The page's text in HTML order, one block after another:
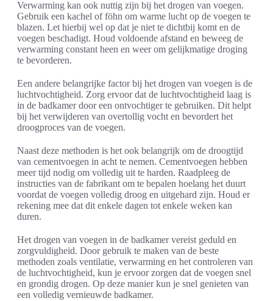
Verwarming kan ook nuttig zijn bij het drogen van voegen.
Gebruik een kachel of föhn om warme lucht op de voegen te
blazen. Let hierbij wel op dat je niet te dichtbij komt en de
voegen beschadigt. Houd voldoende afstand en beweeg de
verwarming constant heen en weer om gelijkmatige droging
te bevorderen.
Een andere belangrijke factor bij het drogen van voegen is de
luchtvochtigheid. Zorg ervoor dat de luchtvochtigheid laag is
in de badkamer door een ontvochtiger te gebruiken. Dit helpt
bij het verwijderen van overtollig vocht en bevordert het
droogproces van de voegen.
Naast deze methoden is het ook belangrijk om de droogtijd
van cementvoegen in acht te nemen. Cementvoegen hebben
meer tijd nodig om volledig uit te harden. Raadpleeg de
instructies van de fabrikant om te bepalen hoelang het duurt
voordat de voegen volledig droog en uitgehard zijn. Houd er
rekening mee dat dit enkele dagen tot enkele weken kan
duren.
Het drogen van voegen in de badkamer vereist geduld en
zorgvuldigheid. Door gebruik te maken van de beste
methoden zoals ventilatie, verwarming en het controleren van
de luchtvochtigheid, kun je ervoor zorgen dat de voegen snel
en grondig drogen. Op deze manier kun je snel genieten van
een volledig vernieuwde badkamer.